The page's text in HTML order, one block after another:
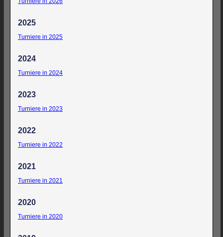
2025
Turniere in 2025
2024
Turniere in 2024
2023
Turniere in 2023
2022
Turniere in 2022
2021
Turniere in 2021
2020
Turniere in 2020